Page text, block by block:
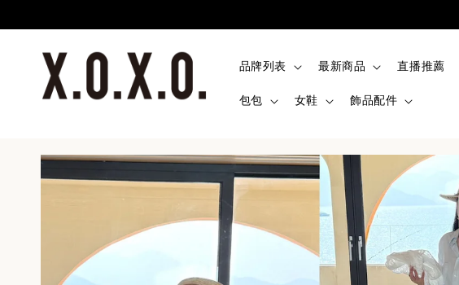
品牌列表 最新商品 直播推薦
包包 女鞋 飾品配件